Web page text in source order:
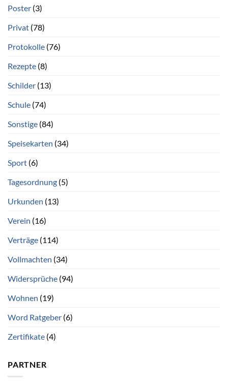
Poster (3)
Privat (78)
Protokolle (76)
Rezepte (8)
Schilder (13)
Schule (74)
Sonstige (84)
Speisekarten (34)
Sport (6)
Tagesordnung (5)
Urkunden (13)
Verein (16)
Verträge (114)
Vollmachten (34)
Widersprüche (94)
Wohnen (19)
Word Ratgeber (6)
Zertifikate (4)
PARTNER